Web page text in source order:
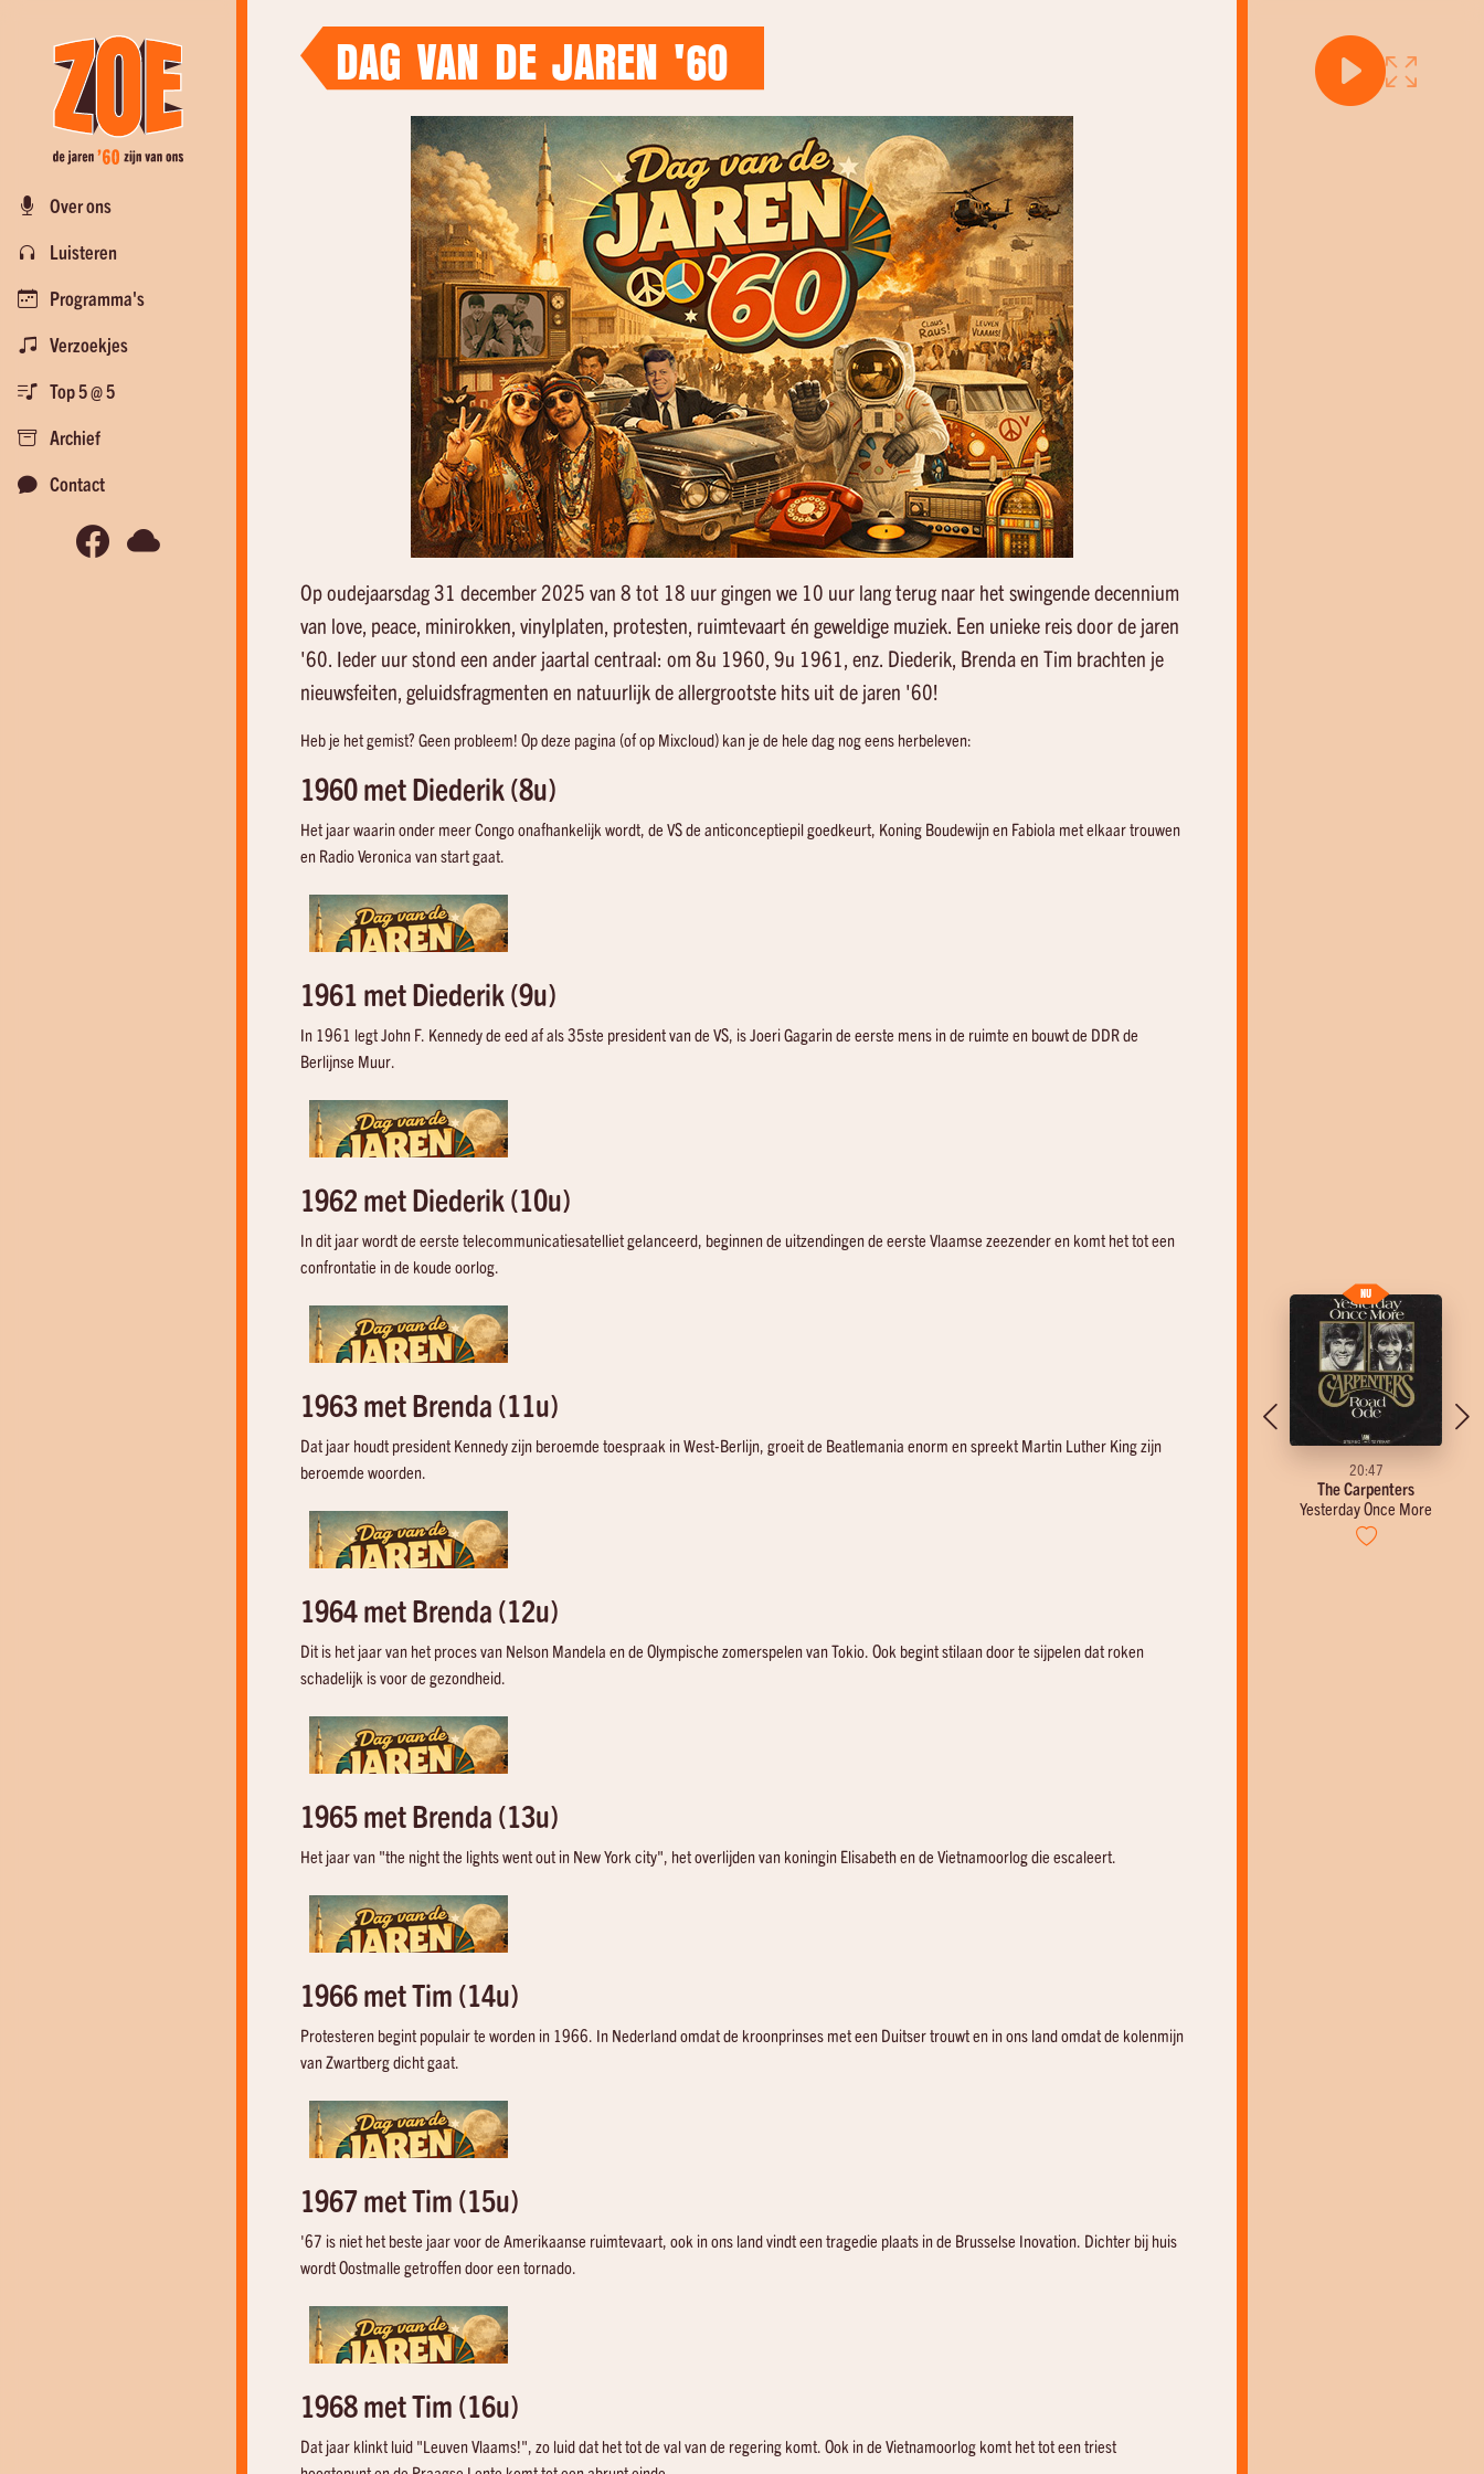
Over ons
Luisteren
Programma's
Verzoekjes
Top 5 @ 5
Archief
Contact
DAG VAN DE JAREN '60
Op oudejaarsdag 31 december 2025 van 8 tot 18 uur gingen we 10 uur lang terug naar het swingende decennium
van love, peace, minirokken, vinylplaten, protesten, ruimtevaart én geweldige muziek. Een unieke reis door de jaren
'60. Ieder uur stond een ander jaartal centraal: om 8u 1960, 9u 1961, enz. Diederik, Brenda en Tim brachten je
nieuwsfeiten, geluidsfragmenten en natuurlijk de allergrootste hits uit de jaren '60!
Heb je het gemist? Geen probleem! Op deze pagina (of op Mixcloud) kan je de hele dag nog eens herbeleven:
1960 met Diederik (8u)
Het jaar waarin onder meer Congo onafhankelijk wordt, de VS de anticonceptiepil goedkeurt, Koning Boudewijn en Fabiola met elkaar trouwen
en Radio Veronica van start gaat.
1961 met Diederik (9u)
In 1961 legt John F. Kennedy de eed af als 35ste president van de VS, is Joeri Gagarin de eerste mens in de ruimte en bouwt de DDR de
Berlijnse Muur.
1962 met Diederik (10u)
In dit jaar wordt de eerste telecommunicatiesatelliet gelanceerd, beginnen de uitzendingen de eerste Vlaamse zeezender en komt het tot een
confrontatie in de koude oorlog.
1963 met Brenda (11u)
Dat jaar houdt president Kennedy zijn beroemde toespraak in West-Berlijn, groeit de Beatlemania enorm en spreekt Martin Luther King zijn
beroemde woorden.
1964 met Brenda (12u)
Dit is het jaar van het proces van Nelson Mandela en de Olympische zomerspelen van Tokio. Ook begint stilaan door te sijpelen dat roken
schadelijk is voor de gezondheid.
1965 met Brenda (13u)
Het jaar van "the night the lights went out in New York city", het overlijden van koningin Elisabeth en de Vietnamoorlog die escaleert.
1966 met Tim (14u)
Protesteren begint populair te worden in 1966. In Nederland omdat de kroonprinses met een Duitser trouwt en in ons land omdat de kolenmijn
van Zwartberg dicht gaat.
1967 met Tim (15u)
'67 is niet het beste jaar voor de Amerikaanse ruimtevaart, ook in ons land vindt een tragedie plaats in de Brusselse Inovation. Dichter bij huis
wordt Oostmalle getroffen door een tornado.
1968 met Tim (16u)
Dat jaar klinkt luid "Leuven Vlaams!", zo luid dat het tot de val van de regering komt. Ook in de Vietnamoorlog komt het tot een triest
20:35
Una Lacrima Sul Viso
20:47
The Carpenters
Yesterday Once More